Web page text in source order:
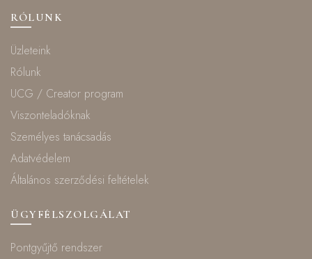
RÓLUNK
Üzleteink
Rólunk
UCG / Creator program
Viszonteladóknak
Személyes tanácsadás
Adatvédelem
Általános szerződési feltételek
ÜGYFÉLSZOLGÁLAT
Pontgyűjtő rendszer